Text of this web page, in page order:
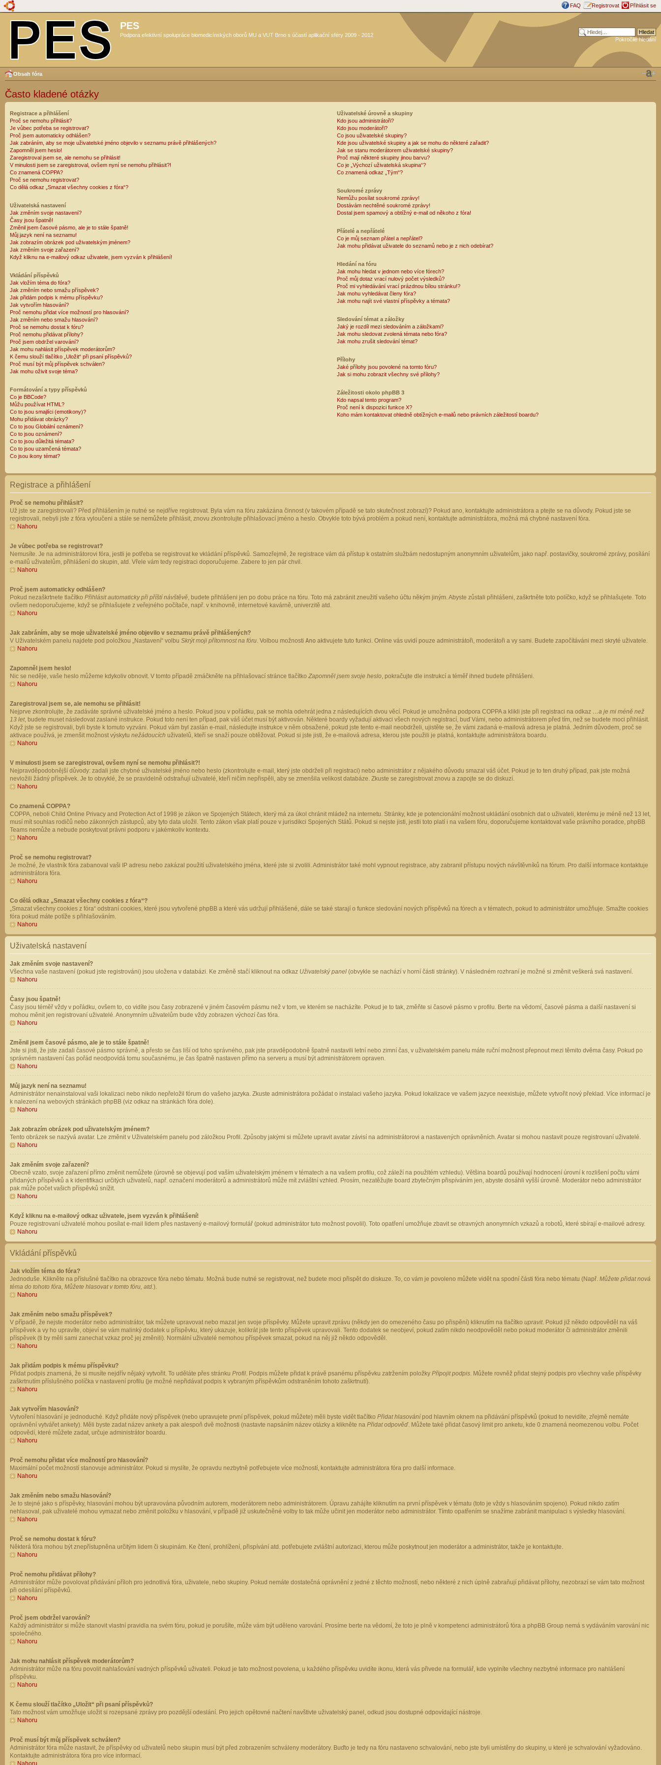
FAQ Registrovat Přihlásit se
PES
Podpora efektivní spolupráce biomedicínských oborů MU a VUT Brno s účastí aplikační sféry 2009 - 2012
Pokročilé hledání
Obsah fóra
Často kladené otázky
Registrace a přihlášení
Proč se nemohu přihlásit?
Je vůbec potřeba se registrovat?
Proč jsem automaticky odhlášen?
Jak zabráním, aby se moje uživatelské jméno objevilo v seznamu právě přihlášených?
Zapomněl jsem heslo!
Zaregistroval jsem se, ale nemohu se přihlásit!
V minulosti jsem se zaregistroval, ovšem nyní se nemohu přihlásit?!
Co znamená COPPA?
Proč se nemohu registrovat?
Co dělá odkaz „Smazat všechny cookies z fóra“?
Uživatelská nastavení
Jak změním svoje nastavení?
Časy jsou špatně!
Změnil jsem časové pásmo, ale je to stále špatně!
Můj jazyk není na seznamu!
Jak zobrazím obrázek pod uživatelským jménem?
Jak změním svoje zařazení?
Když kliknu na e-mailový odkaz uživatele, jsem vyzván k přihlášení!
Vkládání příspěvků
Jak vložím téma do fóra?
Jak změním nebo smažu příspěvek?
Jak přidám podpis k mému příspěvku?
Jak vytvořím hlasování?
Proč nemohu přidat více možností pro hlasování?
Jak změním nebo smažu hlasování?
Proč se nemohu dostat k fóru?
Proč nemohu přidávat přílohy?
Proč jsem obdržel varování?
Jak mohu nahlásit příspěvek moderátorům?
K čemu slouží tlačítko „Uložit“ při psaní příspěvků?
Proč musí být můj příspěvek schválen?
Jak mohu oživit svoje téma?
Formátování a typy příspěvků
Co je BBCode?
Můžu používat HTML?
Co to jsou smajlíci (emotikony)?
Mohu přidávat obrázky?
Co to jsou Globální oznámení?
Co to jsou oznámení?
Co to jsou důležitá témata?
Co to jsou uzamčená témata?
Co jsou ikony témat?
Uživatelské úrovně a skupiny
Kdo jsou administrátoři?
Kdo jsou moderátoři?
Co jsou uživatelské skupiny?
Kde jsou uživatelské skupiny a jak se mohu do některé zařadit?
Jak se stanu moderátorem uživatelské skupiny?
Proč mají některé skupiny jinou barvu?
Co je „Výchozí uživatelská skupina“?
Co znamená odkaz „Tým“?
Soukromé zprávy
Nemůžu posílat soukromé zprávy!
Dostávám nechtěné soukromé zprávy!
Dostal jsem spamový a obtížný e-mail od někoho z fóra!
Přátelé a nepřátelé
Co je můj seznam přátel a nepřátel?
Jak mohu přidávat uživatele do seznamů nebo je z nich odebírat?
Hledání na fóru
Jak mohu hledat v jednom nebo více fórech?
Proč můj dotaz vrací nulový počet výsledků?
Proč mi vyhledávání vrací prázdnou bílou stránku!?
Jak mohu vyhledávat členy fóra?
Jak mohu najít své vlastní příspěvky a témata?
Sledování témat a záložky
Jaký je rozdíl mezi sledováním a záložkami?
Jak mohu sledovat zvolená témata nebo fóra?
Jak mohu zrušit sledování témat?
Přílohy
Jaké přílohy jsou povolené na tomto fóru?
Jak si mohu zobrazit všechny své přílohy?
Záležitosti okolo phpBB 3
Kdo napsal tento program?
Proč není k dispozici funkce X?
Koho mám kontaktovat ohledně obtížných e-mailů nebo právních záležitostí boardu?
Registrace a přihlášení
Proč se nemohu přihlásit?
Už jste se zaregistrovali? Před přihlášením je nutné se nejdříve registrovat. Byla vám na fóru zakázána činnost (v takovém případě se tato skutečnost zobrazí)? Pokud ano, kontaktujte administrátora a ptejte se na důvody. Pokud jste se
registrovali, nebyli jste z fóra vyloučeni a stále se nemůžete přihlásit, znovu zkontrolujte přihlašovací jméno a heslo. Obvykle toto bývá problém a pokud není, kontaktujte administrátora, možná má chybné nastavení fóra.
Nahoru
Je vůbec potřeba se registrovat?
Nemusíte. Je na administrátorovi fóra, jestli je potřeba se registrovat ke vkládání příspěvků. Samozřejmě, že registrace vám dá přístup k ostatním službám nedostupným anonymním uživatelům, jako např. postavičky, soukromé zprávy, posílání
e-mailů uživatelům, přihlášení do skupin, atd. Vřele vám tedy registraci doporučujeme. Zabere to jen pár chvil.
Nahoru
Proč jsem automaticky odhlášen?
Pokud nezaškrtnete tlačítko Přihlásit automaticky při příští návštěvě, budete přihlášeni jen po dobu práce na fóru. Toto má zabránit zneužití vašeho účtu někým jiným. Abyste zůstali přihlášeni, zaškrtněte toto políčko, když se přihlašujete. Toto
ovšem nedoporučujeme, když se přihlašujete z veřejného počítače, např. v knihovně, internetové kavárně, univerzitě atd.
Nahoru
Jak zabráním, aby se moje uživatelské jméno objevilo v seznamu právě přihlášených?
V Uživatelském panelu najdete pod položkou „Nastavení“ volbu Skrýt moji přítomnost na fóru. Volbou možnosti Ano aktivujete tuto funkci. Online vás uvidí pouze administrátoři, moderátoři a vy sami. Budete započítáváni mezi skryté uživatele.
Nahoru
Zapomněl jsem heslo!
Nic se neděje, vaše heslo můžeme kdykoliv obnovit. V tomto případě zmáčkněte na přihlašovací stránce tlačítko Zapomněl jsem svoje heslo, pokračujte dle instrukcí a téměř ihned budete přihlášeni.
Nahoru
Zaregistroval jsem se, ale nemohu se přihlásit!
Nejprve zkontrolujte, že zadáváte správné uživatelské jméno a heslo. Pokud jsou v pořádku, pak se mohla odehrát jedna z následujících dvou věcí. Pokud je umožněna podpora COPPA a klikli jste při registraci na odkaz …a je mi méně než
13 let, budete muset následovat zaslané instrukce. Pokud toto není ten případ, pak váš účet musí být aktivován. Některé boardy vyžadují aktivaci všech nových registrací, buď Vámi, nebo administrátorem před tím, než se budete moci přihlásit.
Když jste se registrovali, byli byste k tomuto vyzváni. Pokud vám byl zaslán e-mail, následujte instrukce v něm obsažené, pokud jste tento e-mail neobdrželi, ujistěte se, že vámi zadaná e-mailová adresa je platná. Jedním důvodem, proč se
aktivace používá, je zmenšit možnost výskytu nežádoucích uživatelů, kteří se snaží pouze obtěžovat. Pokud si jste jisti, že e-mailová adresa, kterou jste použili je platná, kontaktujte administrátora boardu.
Nahoru
V minulosti jsem se zaregistroval, ovšem nyní se nemohu přihlásit?!
Nejpravděpodobnější důvody: zadali jste chybné uživatelské jméno nebo heslo (zkontrolujte e-mail, který jste obdrželi při registraci) nebo administrátor z nějakého důvodu smazal váš účet. Pokud je to ten druhý případ, pak jste možná
nevložili žádný příspěvek. Je to obvyklé, že se pravidelně odstraňují uživatelé, kteří ničím nepřispěli, aby se zmenšila velikost databáze. Zkuste se zaregistrovat znovu a zapojte se do diskuzí.
Nahoru
Co znamená COPPA?
COPPA, neboli Child Online Privacy and Protection Act of 1998 je zákon ve Spojených Státech, který má za úkol chránit mládež na internetu. Stránky, kde je potencionální možnost ukládání osobních dat o uživateli, kterému je méně než 13 let,
musí mít souhlas rodičů nebo zákonných zástupců, aby tyto data uložil. Tento zákon však platí pouze v jurisdikci Spojených Států. Pokud si nejste jisti, jestli toto platí i na vašem fóru, doporučujeme kontaktovat vaše právního poradce, phpBB
Teams nemůže a nebude poskytovat právni podporu v jakémkoliv kontextu.
Nahoru
Proč se nemohu registrovat?
Je možné, že vlastník fóra zabanoval vaši IP adresu nebo zakázal použití uživatelského jména, které jste si zvolili. Administrátor také mohl vypnout registrace, aby zabranil přístupu nových návštěvníků na fórum. Pro další informace kontaktuje
administrátora fóra.
Nahoru
Co dělá odkaz „Smazat všechny cookies z fóra“?
„Smazat všechny cookies z fóra“ odstraní cookies, které jsou vytvořené phpBB a které vás udržují přihlášené, dále se také starají o funkce sledování nových příspěvků na fórech a v tématech, pokud to administrátor umožňuje. Smažte cookies
fóra pokud máte potíže s přihlašováním.
Nahoru
Uživatelská nastavení
Jak změním svoje nastavení?
Všechna vaše nastavení (pokud jste registrováni) jsou uložena v databázi. Ke změně stačí kliknout na odkaz Uživatelský panel (obvykle se nachází v horní části stránky). V následném rozhraní je možné si změnit veškerá svá nastavení.
Nahoru
Časy jsou špatně!
Časy jsou téměř vždy v pořádku, ovšem to, co vidíte jsou časy zobrazené v jiném časovém pásmu než v tom, ve kterém se nacházíte. Pokud je to tak, změňte si časové pásmo v profilu. Berte na vědomí, časové pásma a další nastavení si
mohou měnit jen registrovaní uživatelé. Anonymním uživatelům bude vždy zobrazen výchozí čas fóra.
Nahoru
Změnil jsem časové pásmo, ale je to stále špatně!
Jste si jisti, že jste zadali časové pásmo správně, a přesto se čas liší od toho správného, pak jste pravděpodobně špatně nastavili letní nebo zimní čas, v uživatelském panelu máte ruční možnost přepnout mezi těmito dvěma časy. Pokud po
správném nastavení čas pořád neodpovídá tomu současnému, je čas špatně nastaven přímo na serveru a musí být administrátorem opraven.
Nahoru
Můj jazyk není na seznamu!
Administrátor nenainstaloval vaši lokalizaci nebo nikdo nepřeložil fórum do vašeho jazyka. Zkuste administrátora požádat o instalaci vašeho jazyka. Pokud lokalizace ve vašem jazyce neexistuje, můžete vytvořit nový překlad. Více informací je
k nalezení na webových stránkách phpBB (viz odkaz na stránkách fóra dole).
Nahoru
Jak zobrazím obrázek pod uživatelským jménem?
Tento obrázek se nazývá avatar. Lze změnit v Uživatelském panelu pod záložkou Profil. Způsoby jakými si můžete upravit avatar závisí na administrátorovi a nastavených oprávněních. Avatar si mohou nastavit pouze registrovaní uživatelé.
Nahoru
Jak změním svoje zařazení?
Obecně vzato, svoje zařazení přímo změnit nemůžete (úrovně se objevují pod vaším uživatelským jménem v tématech a na vašem profilu, což záleží na použitém vzhledu). Většina boardů používají hodnocení úrovní k rozlišení počtu vámi
přidaných příspěvků a k identifikaci určitých uživatelů, např. označení moderátorů a administrátorů může mít zvláštní vzhled. Prosím, nezatěžujte board zbytečným přispíváním jen, abyste dosáhli vyšší úrovně. Moderátor nebo administrátor
pak může počet vašich příspěvků snížit.
Nahoru
Když kliknu na e-mailový odkaz uživatele, jsem vyzván k přihlášení!
Pouze registrovaní uživatelé mohou posílat e-mail lidem přes nastavený e-mailový formulář (pokud administrátor tuto možnost povolil). Toto opatření umožňuje zbavit se otravných anonymních vzkazů a robotů, které sbírají e-mailové adresy.
Nahoru
Vkládání příspěvků
Jak vložím téma do fóra?
Jednoduše. Klikněte na příslušné tlačítko na obrazovce fóra nebo tématu. Možná bude nutné se registrovat, než budete moci přispět do diskuze. To, co vám je povoleno můžete vidět na spodní části fóra nebo tématu (Např. Můžete přidat nová
téma do tohoto fóra, Můžete hlasovat v tomto fóru, atd.).
Nahoru
Jak změním nebo smažu příspěvek?
V případě, že nejste moderátor nebo administrátor, tak můžete upravovat nebo mazat jen svoje příspěvky. Můžete upravit zprávu (někdy jen do omezeného času po přispění) kliknutím na tlačítko upravit. Pokud již někdo odpověděl na váš
příspěvek a vy ho upravíte, objeví se vám malinký dodatek u příspěvku, který ukazuje, kolikrát jste tento příspěvek upravovali. Tento dodatek se neobjeví, pokud zatím nikdo neodpověděl nebo pokud moderátor či administrátor změnili
příspěvek (ti by měli sami zanechat vzkaz proč jej změnili). Normální uživatelé nemohou příspěvek smazat, pokud na něj již někdo odpověděl.
Nahoru
Jak přidám podpis k mému příspěvku?
Přidat podpis znamená, že si musíte nejdřív nějaký vytvořit. To uděláte přes stránku Profil. Podpis můžete přidat k právě psanému příspěvku zatržením položky Připojit podpis. Můžete rovněž přidat stejný podpis pro všechny vaše příspěvky
zaškrtnutím příslušného políčka v nastavení profilu (je možné nepřidávat podpis k vybraným příspěvkům odstraněním tohoto zaškrtnutí).
Nahoru
Jak vytvořím hlasování?
Vytvoření hlasování je jednoduché. Když přidáte nový příspěvek (nebo upravujete první příspěvek, pokud můžete) měli byste vidět tlačítko Přidat hlasování pod hlavním oknem na přidávání příspěvků (pokud to nevidíte, zřejmě nemáte
oprávnění vytvářet ankety). Měli byste zadat název ankety a pak alespoň dvě možnosti (nastavte napsáním název otázky a klikněte na Přidat odpověď. Můžete také přidat časový limit pro anketu, kde 0 znamená neomezenou volbu. Počet
odpovědí, které můžete zadat, určuje administrátor boardu.
Nahoru
Proč nemohu přidat více možností pro hlasování?
Maximální počet možností stanovuje administrátor. Pokud si myslíte, že opravdu nezbytně potřebujete více možností, kontaktujte administrátora fóra pro další informace.
Nahoru
Jak změním nebo smažu hlasování?
Je to stejné jako s příspěvky, hlasování mohou být upravována původním autorem, moderátorem nebo administrátorem. Úpravu zahájíte kliknutím na první příspěvek v tématu (toto je vždy s hlasováním spojeno). Pokud nikdo zatím
nehlasoval, pak uživatelé mohou vymazat nebo změnit položku v hlasování, v případě již uskutečněné volby to tak může učinit jen moderátor nebo administrátor. Tímto opatřením se snažíme zabránit manipulaci s výsledky hlasování.
Nahoru
Proč se nemohu dostat k fóru?
Některá fóra mohou být znepřístupněna určitým lidem či skupinám. Ke čtení, prohlížení, přispívání atd. potřebujete zvláštní autorizaci, kterou může poskytnout jen moderátor a administrátor, takže je kontaktujte.
Nahoru
Proč nemohu přidávat přílohy?
Administrátor může povolovat přidávání příloh pro jednotlivá fóra, uživatele, nebo skupiny. Pokud nemáte dostatečná oprávnění z jedné z těchto možností, nebo některé z nich úplně zabraňují přidávat přílohy, nezobrazí se vám tato možnost
při odesílání příspěvků.
Nahoru
Proč jsem obdržel varování?
Každý administrátor si může stanovit vlastní pravidla na svém fóru, pokud je porušíte, může vám být uděleno varování. Prosíme berte na vědomí, že toto je plně v kompetenci administrátorů fóra a phpBB Group nemá s vydáváním varování nic
společného.
Nahoru
Jak mohu nahlásit příspěvek moderátorům?
Administrátor může na fóru povolit nahlašování vadných příspěvků uživateli. Pokud je tato možnost povolena, u každého příspěvku uvidíte ikonu, která vás přivede na formulář, kde vyplníte všechny nezbytné informace pro nahlášení
příspěvku.
Nahoru
K čemu slouží tlačítko „Uložit“ při psaní příspěvků?
Tato možnost vám umožňuje uložit si rozepsané zprávy pro pozdější odeslání. Pro jejich opětovné načtení navštivte uživatelský panel, odkud jsou dostupné odpovídající nástroje.
Nahoru
Proč musí být můj příspěvek schválen?
Administrátor fóra může nastavit, že příspěvky od uživatelů nebo skupin musí být před zobrazením schváleny moderátory. Buďto je tedy na fóru nastaveno schvalování, nebo jste byli umístěny do skupiny, u které je schvalování vyžadováno.
Kontaktujte administrátora fóra pro více informací.
Nahoru